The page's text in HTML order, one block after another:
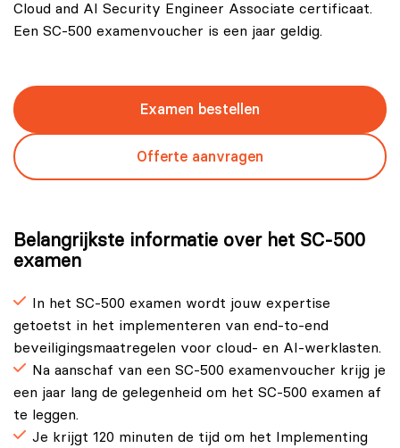
Cloud and AI Security Engineer Associate certificaat.
Een SC-500 examenvoucher is een jaar geldig.
Examen bestellen
Offerte aanvragen
Belangrijkste informatie over het SC‑500
examen
In het SC‑500 examen wordt jouw expertise
getoetst in het implementeren van end‑to‑end
beveiligingsmaatregelen voor cloud‑ en AI‑werklasten.
Na aanschaf van een SC-500 examenvoucher krijg je
een jaar lang de gelegenheid om het SC‑500 examen af
te leggen.
Je krijgt 120 minuten de tijd om het Implementing